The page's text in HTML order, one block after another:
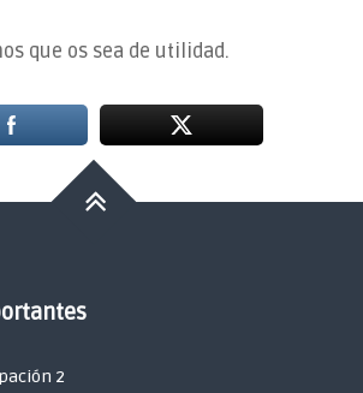
que os sea de utilidad.
2